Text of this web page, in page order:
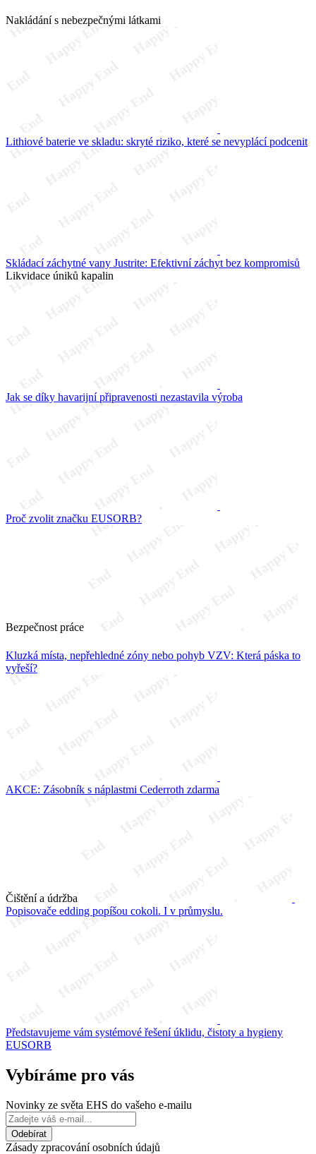
Nakládání s nebezpečnými látkami
Lithiové baterie ve skladu: skryté riziko, které se nevyplácí podcenit
Skládací záchytné vany Justrite: Efektivní záchyt bez kompromisů
Likvidace úniků kapalin
Jak se díky havarijní připravenosti nezastavila výroba
Proč zvolit značku EUSORB?
Bezpečnost práce
Kluzká místa, nepřehledné zóny nebo pohyb VZV: Která páska to
vyřeší?
AKCE: Zásobník s náplastmi Cederroth zdarma
Čištění a údržba
Popisovače edding popíšou cokoli. I v průmyslu.
Představujeme vám systémové řešení úklidu, čistoty a hygieny
EUSORB
Vybíráme pro vás
Novinky ze světa EHS do vašeho e-mailu
Zásady zpracování osobních údajů